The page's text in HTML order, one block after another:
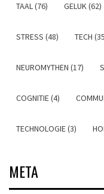
TAAL (76) GELUK (62)
STRESS (48) TECH
NEUROMYTHEN (17)
COGNITIE (4)
TECHNOLOGIE (3)
META